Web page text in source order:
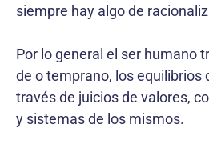
siempre hay algo de
Por lo general el ser humano
de o temprano, los equilibrios
través de juicios de valores,
y sistemas de los mismos.